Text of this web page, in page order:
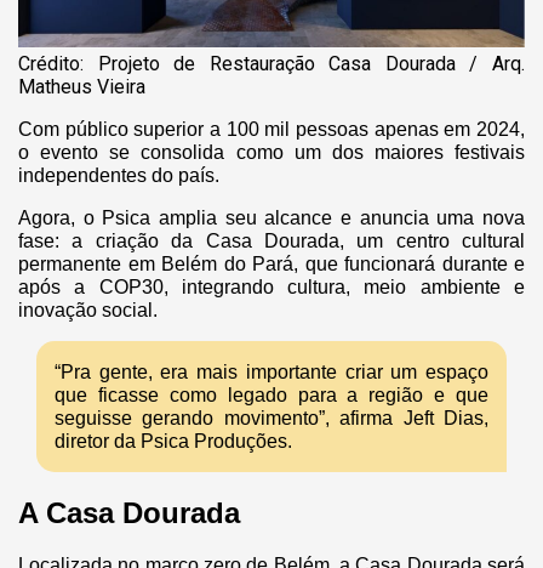
Crédito: Projeto de Restauração Casa Dourada / Arq.
Matheus Vieira
Com público superior a 100 mil pessoas apenas em 2024,
o evento se consolida como um dos maiores festivais
independentes do país.
Agora, o Psica amplia seu alcance e anuncia uma nova
fase: a criação da Casa Dourada, um centro cultural
permanente em Belém do Pará, que funcionará durante e
após a COP30, integrando cultura, meio ambiente e
inovação social.
“Pra gente, era mais importante criar um espaço
que ficasse como legado para a região e que
seguisse gerando movimento”, afirma Jeft Dias,
diretor da Psica Produções.
A Casa Dourada